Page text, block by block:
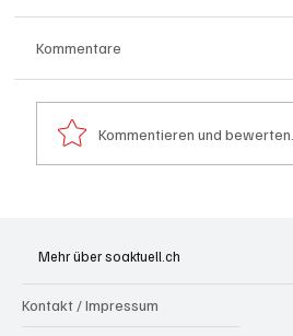
Kommentare
Kommentieren und bewerten...
Mehr über soaktuell.ch
Kontakt / Impressum